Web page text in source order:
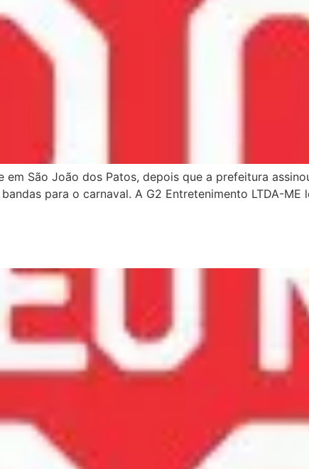
São João dos Patos, depois que a prefeitura
para o carnaval. A G2 Entretenimento LTDA-ME